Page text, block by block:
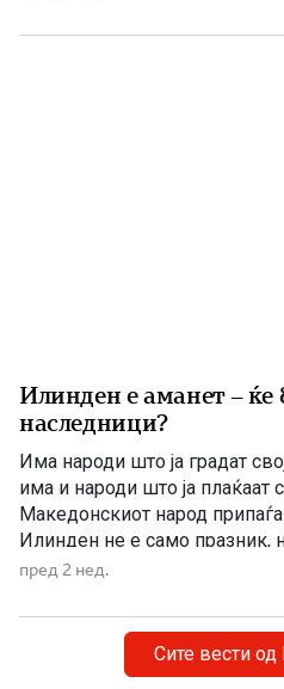
Свети Илија како силен
Илинден е аманет – ќе
наследници?
Има народи што ја градат
има и народи што ја плаќаат
Македонскиот народ припаѓа
Илинден не е само празник,
еднаш годишно го
кога мора да си го
пред 2 нед.
Сите вести